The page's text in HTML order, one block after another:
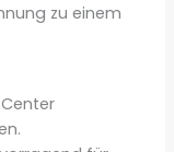
zu einem